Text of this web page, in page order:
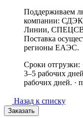
Поддерживаем
компании:
Линии,
Поставка
регионы ЕАЭС.
Сроки
3–5 рабочих
рабочих дней. ·
Назад к списку
Заказать